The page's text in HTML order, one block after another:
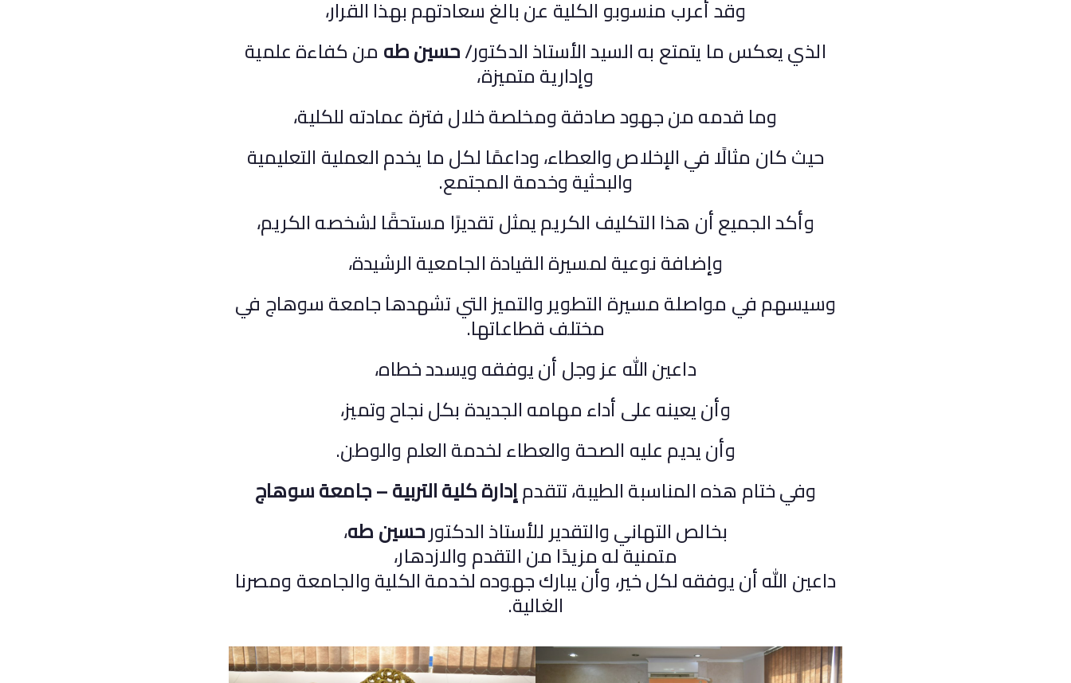
وقد أعرب منسوبو الكلية عن بالغ سعادتهم بهذا القرار،
الذي يعكس ما يتمتع به السيد الأستاذ الدكتور/حسين طه من كفاءة علمية
وإدارية متميزة،
وما قدمه من جهود صادقة ومخلصة خلال فترة عمادته للكلية،
حيث كان مثالًا في الإخلاص والعطاء، وداعمًا لكل ما يخدم العملية التعليمية
والبحثية وخدمة المجتمع.
وأكد الجميع أن هذا التكليف الكريم يمثل تقديرًا مستحقًا لشخصه الكريم،
وإضافة نوعية لمسيرة القيادة الجامعية الرشيدة،
وسيسهم في مواصلة مسيرة التطوير والتميز التي تشهدها جامعة سوهاج في
مختلف قطاعاتها.
داعين الله عز وجل أن يوفقه ويسدد خطاه،
وأن يعينه على أداء مهامه الجديدة بكل نجاح وتميز،
وأن يديم عليه الصحة والعطاء لخدمة العلم والوطن.
وفي ختام هذه المناسبة الطيبة، تتقدمإدارة كلية التربية – جامعة سوهاج
بخالص التهاني والتقدير للأستاذ الدكتورحسين طه،
متمنية له مزيدًا من التقدم والازدهار،
داعين الله أن يوفقه لكل خير، وأن يبارك جهوده لخدمة الكلية والجامعة ومصرنا
الغالية.